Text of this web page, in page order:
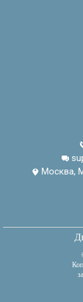
Москва,